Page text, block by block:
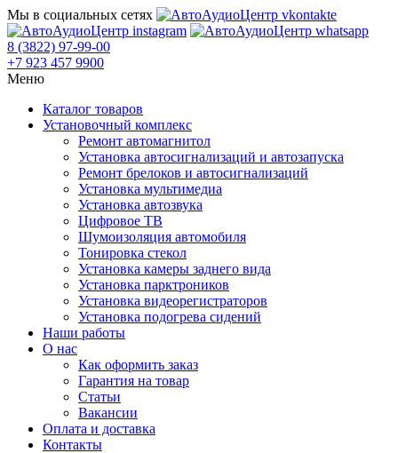
Мы в социальных сетях
8 (3822) 97-99-00
+7 923 457 9900
Меню
Каталог товаров
Установочный комплекс
Ремонт автомагнитол
Установка автосигнализаций и автозапуска
Ремонт брелоков и автосигнализаций
Установка мультимедиа
Установка автозвука
Цифровое ТВ
Шумоизоляция автомобиля
Тонировка стекол
Установка камеры заднего вида
Установка парктроников
Установка видеорегистраторов
Установка подогрева сидений
Наши работы
О нас
Как оформить заказ
Гарантия на товар
Статьи
Вакансии
Оплата и доставка
Контакты